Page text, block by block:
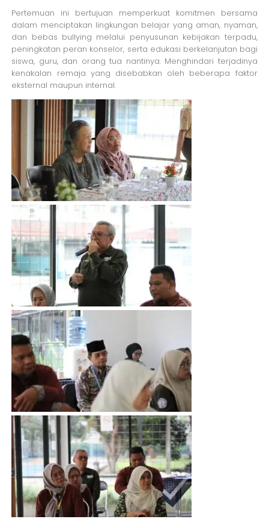
Pertemuan ini bertujuan memperkuat komitmen bersama
dalam menciptakan lingkungan belajar yang aman, nyaman,
dan bebas bullying melalui penyusunan kebijakan terpadu,
peningkatan peran konselor, serta edukasi berkelanjutan bagi
siswa, guru, dan orang tua nantinya. Menghindari terjadinya
kenakalan remaja yang disebabkan oleh beberapa faktor
eksternal maupun internal.